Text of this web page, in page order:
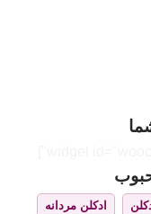
ادکلن مردانه